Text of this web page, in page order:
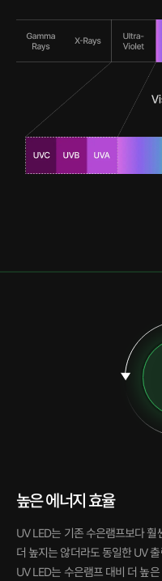
높은 에너지 효율
UV LED는 기존 수은램프보다 훨
더 높지는 않더라도 동일한 UV
UV LED는 수은램프 대비 더 높